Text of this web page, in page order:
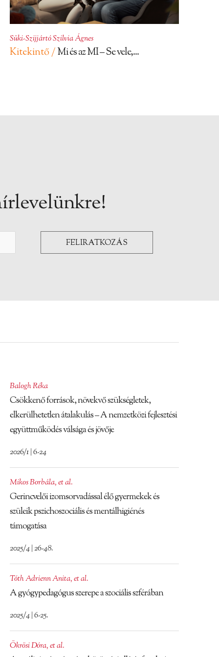
Süki-Szijjártó Szilvia Ágnes
Kitekintő /Mi és az MI – Se vele,...
Balogh Réka
Csökkenő források, növekvő szükségletek,
elkerülhetetlen átalakulás – A nemzetközi fejlesztési
együttműködés válsága és jövője
2026/1 | 6-24
Mikos Borbála,et al.
Gerincvelői izomsorvadással élő gyermekek és
szüleik pszichoszociális és mentálhigiénés
támogatása
2025/4 | 26-48.
Tóth Adrienn Anita,et al.
A gyógypedagógus szerepe a szociális szférában
2025/4 | 6-25.
Ökrösi Dóra,et al.